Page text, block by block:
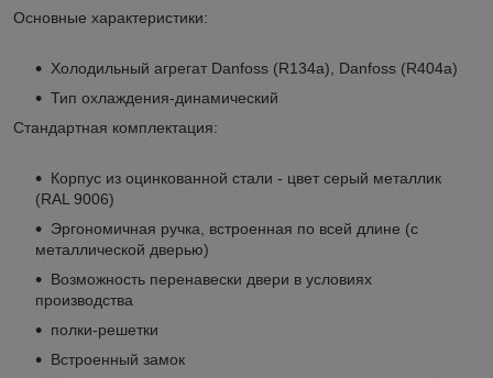
Основные характеристики:
Холодильный агрегат Danfoss (R134a), Danfoss (R404a)
Тип охлаждения-динамический
Стандартная комплектация:
Корпус из оцинкованной стали - цвет серый металлик
(RAL 9006)
Эргономичная ручка, встроенная по всей длине (с
металлической дверью)
Возможность перенавески двери в условиях
производства
полки-решетки
Встроенный замок